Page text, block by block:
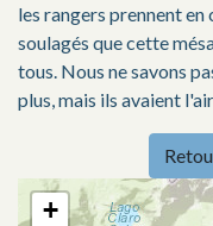
les rangers prennent en
soulagés que cette
tous. Nous ne savons
plus, mais ils avaient
+